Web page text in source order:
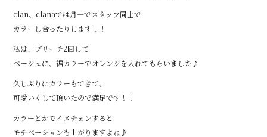
clan、clanaでは月一でスタッフ同士で
カラーし合ったりします！！
私は、ブリーチ2回して
ベージュに、裾カラーでオレンジを入れてもらいました♪
久しぶりにカラーもできて、
可愛いくして頂いたので満足です！！
カラーとかでイメチェンすると
モチベーションも上がりますよね♪